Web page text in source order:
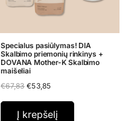
Specialus pasiūlymas! DIA
Skalbimo priemonių rinkinys +
DOVANA Mother-K Skalbimo
maišeliai
€67,83 Original
was:
€67,83.
€53,85Current
is:
€53,85.
Į krepšelį